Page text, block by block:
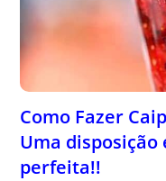
Como Fazer
Uma
perfeita!!